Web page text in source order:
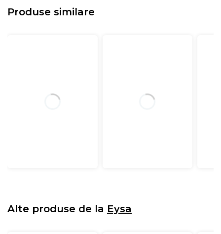
Produse similare
Alte produse de la Eysa